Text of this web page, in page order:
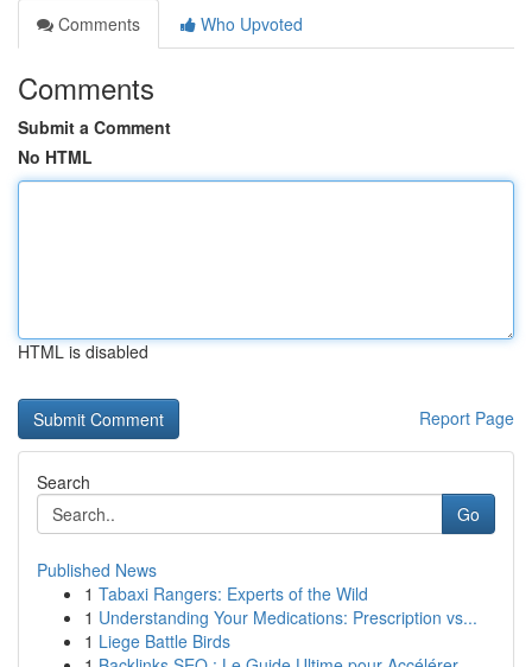
Comments
Who Upvoted
Comments
Submit a Comment
No HTML
HTML is disabled
Report Page
Search
Go
Published News
1 Tabaxi Rangers: Experts of the Wild
1 Understanding Your Medications: Prescription vs...
1 Liege Battle Birds